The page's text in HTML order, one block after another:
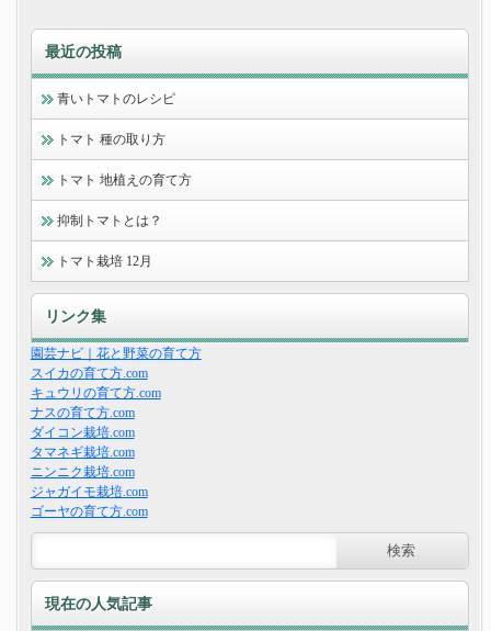
最近の投稿
青いトマトのレシピ
トマト 種の取り方
トマト 地植えの育て方
抑制トマトとは？
トマト栽培 12月
リンク集
園芸ナビ｜花と野菜の育て方
スイカの育て方.com
キュウリの育て方.com
ナスの育て方.com
ダイコン栽培.com
タマネギ栽培.com
ニンニク栽培.com
ジャガイモ栽培.com
ゴーヤの育て方.com
現在の人気記事